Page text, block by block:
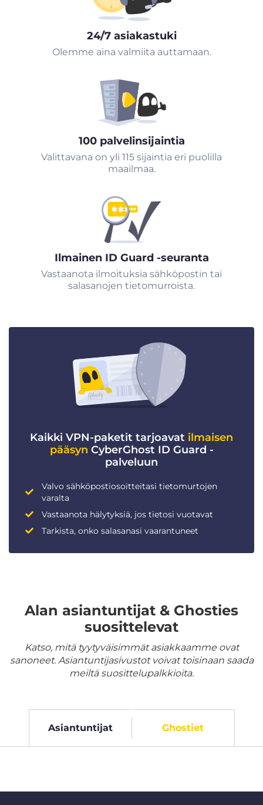
24/7 asiakastuki
Olemme aina valmiita auttamaan.
100 palvelinsijaintia
Valittavana on yli 115 sijaintia eri puolilla
maailmaa.
Ilmainen ID Guard -seuranta
Vastaanota ilmoituksia sähköpostin tai
salasanojen tietomurroista.
Kaikki VPN-paketit tarjoavat ilmaisen
pääsyn CyberGhost ID Guard -
palveluun
Valvo sähköpostiosoitteitasi tietomurtojen
varalta
Vastaanota hälytyksiä, jos tietosi vuotavat
Tarkista, onko salasanasi vaarantuneet
Alan asiantuntijat & Ghosties
suosittelevat
Katso, mitä tyytyväisimmät asiakkaamme ovat
sanoneet. Asiantuntijasivustot voivat toisinaan saada
meiltä suosittelupalkkioita.
Asiantuntijat Ghostiet